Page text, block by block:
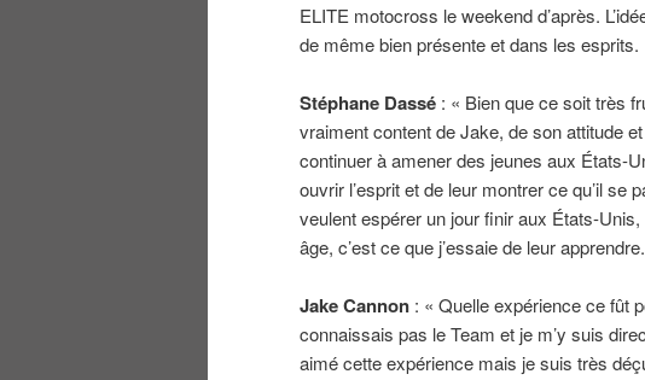
ELITE motocross le weekend d’après.
de même bien présente et dans les esprits.
Stéphane Dassé : « Bien que ce soit très
vraiment content de Jake, de son attitude
continuer à amener des jeunes aux États-
ouvrir l’esprit et de leur montrer ce qu’il
veulent espérer un jour finir aux États-
âge, c’est ce que j’essaie de leur
Jake Cannon : « Quelle expérience ce fût
connaissais pas le Team et je m’y suis
aimé cette expérience mais je suis très